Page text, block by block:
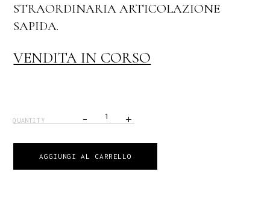
STRAORDINARIA ARTICOLAZIONE
SAPIDA.
VENDITA IN CORSO
QUANTITY - +
AGGIUNGI AL CARRELLO